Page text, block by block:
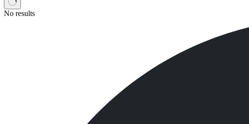
No results